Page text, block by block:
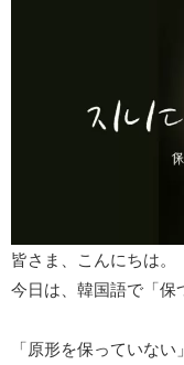
皆さま、こんにちは。
今日は、韓国語で「保
「原形を保っていな